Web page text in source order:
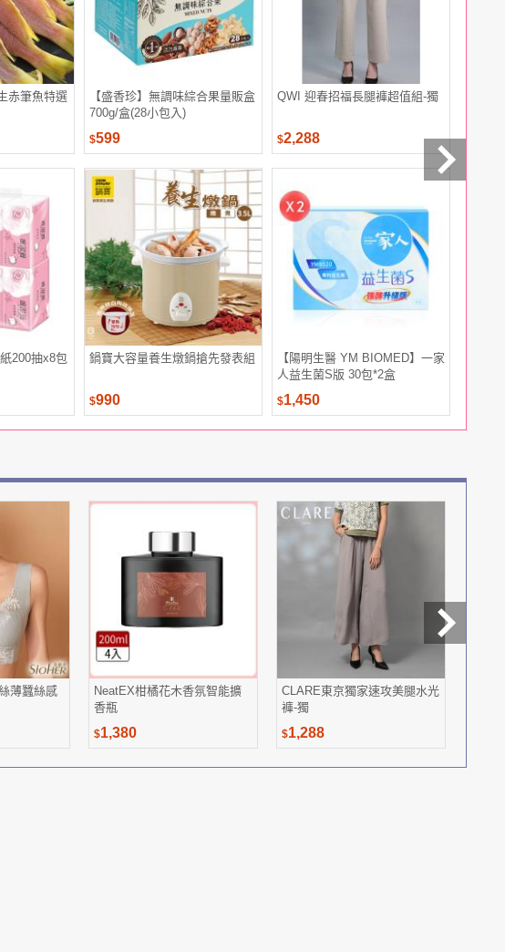
赤筆魚特選
【盛香珍】無調味綜合果量販盒
700g/盒(28小包入)
$599
QWI 迎春招福長腿褲超值組-獨
$2,288
200抽x8包
鍋寶大容量養生燉鍋搶先發表組
$990
【陽明生醫 YM BIOMED】一家
人益生菌S版 30包*2盒
$1,450
$888
薄蠶絲感
NeatEX柑橘花木香氛智能擴
香瓶
$1,380
CLARE東京獨家速攻美腿水光
褲-獨
$1,288